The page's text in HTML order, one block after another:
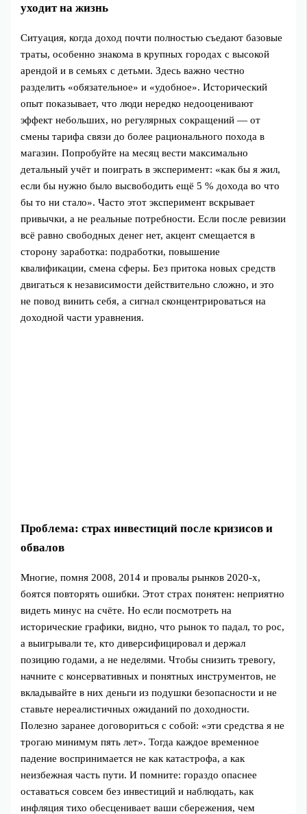
уходит на жизнь
Ситуация, когда доход почти полностью съедают базовые
траты, особенно знакома в крупных городах с высокой
арендой и в семьях с детьми. Здесь важно честно
разделить «обязательное» и «удобное». Исторический
опыт показывает, что люди нередко недооценивают
эффект небольших, но регулярных сокращений — от
смены тарифа связи до более рационального похода в
магазин. Попробуйте на месяц вести максимально
детальный учёт и поиграть в эксперимент: «как бы я жил,
если бы нужно было высвободить ещё 5 % дохода во что
бы то ни стало». Часто этот эксперимент вскрывает
привычки, а не реальные потребности. Если после ревизии
всё равно свободных денег нет, акцент смещается в
сторону заработка: подработки, повышение
квалификации, смена сферы. Без притока новых средств
двигаться к независимости действительно сложно, и это
не повод винить себя, а сигнал сконцентрироваться на
доходной части уравнения.
Проблема: страх инвестиций после кризисов и
обвалов
Многие, помня 2008, 2014 и провалы рынков 2020‑х,
боятся повторять ошибки. Этот страх понятен: неприятно
видеть минус на счёте. Но если посмотреть на
исторические графики, видно, что рынок то падал, то рос,
а выигрывали те, кто диверсифицировал и держал
позицию годами, а не неделями. Чтобы снизить тревогу,
начните с консервативных и понятных инструментов, не
вкладывайте в них деньги из подушки безопасности и не
ставьте нереалистичных ожиданий по доходности.
Полезно заранее договориться с собой: «эти средства я не
трогаю минимум пять лет». Тогда каждое временное
падение воспринимается не как катастрофа, а как
неизбежная часть пути. И помните: гораздо опаснее
оставаться совсем без инвестиций и наблюдать, как
инфляция тихо обесценивает ваши сбережения, чем